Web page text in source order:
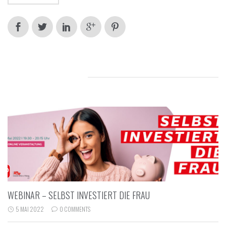
WEBINAR – SELBST INVESTIERT DIE FRAU
5 MAI 2022 0 COMMENTS